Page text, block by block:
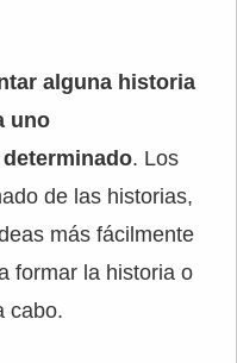
alguna historia
uno
. Los
de las historias,
más fácilmente
formar la historia o
cabo.